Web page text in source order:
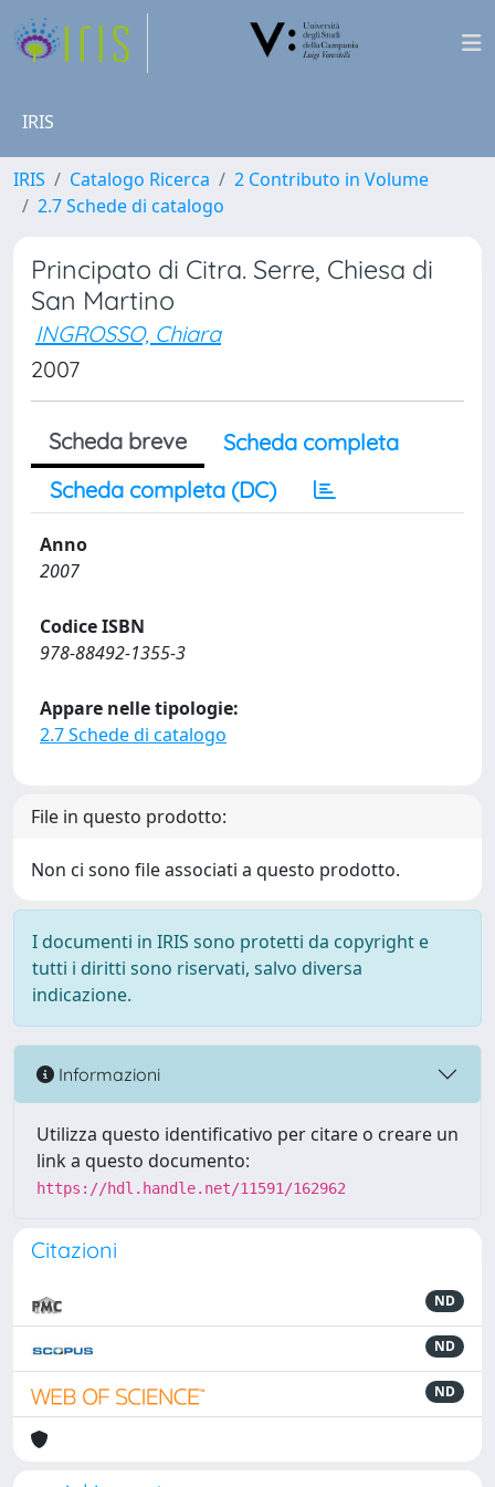
IRIS
IRIS Catalogo Ricerca
2 Contributo in Volume
2.7 Schede di catalogo
Principato di Citra. Serre, Chiesa di
San Martino
INGROSSO, Chiara
2007
Scheda breve
Scheda completa
Scheda completa (DC)
Anno
2007
Codice ISBN
978-88492-1355-3
Appare nelle tipologie:
2.7 Schede di catalogo
File in questo prodotto:
Non ci sono file associati a questo prodotto.
I documenti in IRIS sono protetti da copyright e
tutti i diritti sono riservati, salvo diversa
indicazione.
Informazioni
Utilizza questo identificativo per citare o creare un
link a questo documento:
https://hdl.handle.net/11591/162962
Citazioni
ND
ND
ND